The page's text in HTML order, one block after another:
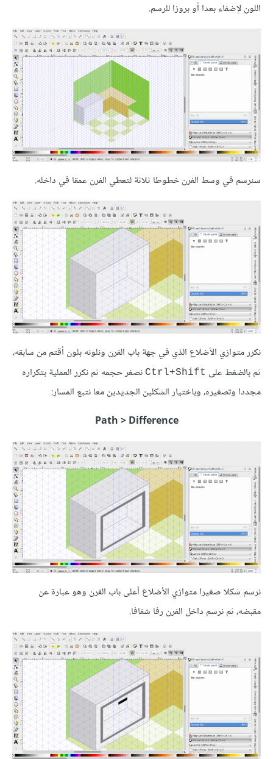
اللون لإضفاء بعدا أو بروزا للرسم.
سنرسم في وسط الفرن خطوطا ثلاثة لتعطي الفرن عمقا في داخله.
نكرر متوازي الأضلاع الذي في جهة باب الفرن ونلونه بلون أقتم من سابقه،
ثم بالضغط على Ctrl+Shift نصغر حجمه ثم نكرر العملية بتكراره
مجددا وتصغيره، وباختيار الشكلين الجديدين معا نتبع المسار:
Path > Difference
نرسم شكلا صغيرا متوازي الأضلاع أعلى باب الفرن وهو عبارة عن
مقبضه، ثم نرسم داخل الفرن رفا شفافا.